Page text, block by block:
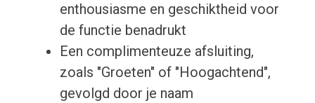
enthousiasme en geschiktheid voor
de functie benadrukt
Een complimenteuze afsluiting,
zoals "Groeten" of "Hoogachtend",
gevolgd door je naam